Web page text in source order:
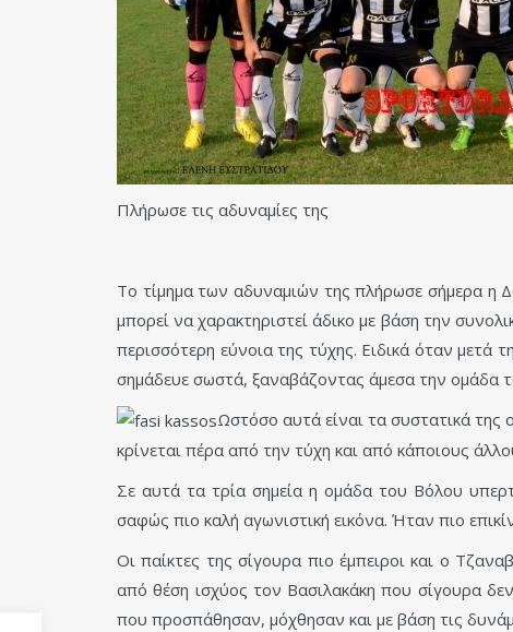
Πλήρωσε τις αδυναμίες της
Το τίμημα των αδυναμιών της πλήρωσε σήμερα η
μπορεί να χαρακτηριστεί άδικο με βάση την
περισσότερη εύνοια της τύχης. Ειδικά όταν
σημάδευε σωστά, ξαναβάζοντας άμεσα την ομάδα
Ωστόσο αυτά είναι τα συστατικά της
κρίνεται πέρα από την τύχη και από κάποιους
Σε αυτά τα τρία σημεία η ομάδα του Βόλου
σαφώς πιο καλή αγωνιστική εικόνα. Ήταν πιο
Οι παίκτες της σίγουρα πιο έμπειροι και ο
από θέση ισχύος τον Βασιλακάκη που σίγουρα
που προσπάθησαν, μόχθησαν και με βάση τις